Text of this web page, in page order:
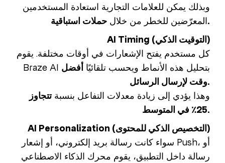
وبذلك يمكن للعلامات التجارية استعادة المستخدمين
المعرّضين للخطر من خلالحملات استباقية.
AI Timing (التوقيت الذكي)
كل مستخدم يفتح الإشعارات في أوقات مختلفة. يقوم
Braze AI بتحليل هذه الأنماط ويحسب تلقائيًا أفضل
وقت لإرسال الرسائل.
وهذا يؤدي إلى زيادة معدلات التفاعل بنسبةتتجاوز
25٪ في المتوسط.
AI Personalization (التخصيص الذكي للمحتوى)
سواء كانت رسالة بريد إلكتروني، أو إشعار Push، أو
رسالة داخل التطبيق، يقوم محرك الذكاء الاصطناعي